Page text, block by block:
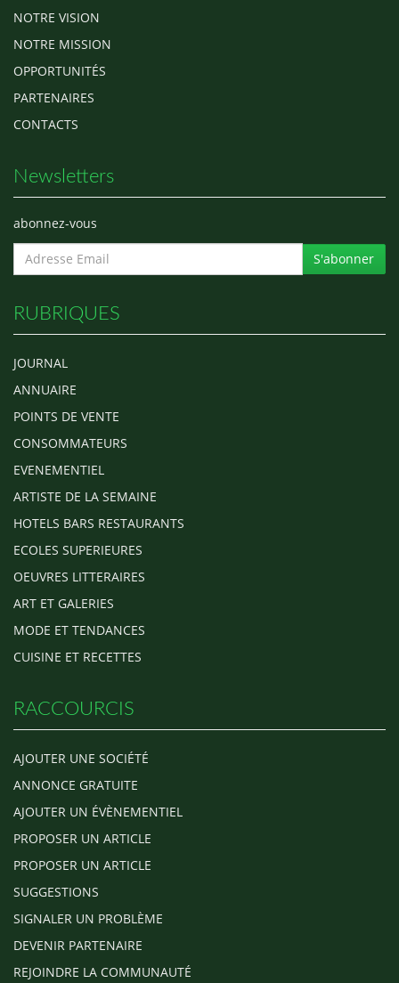
NOTRE VISION
NOTRE MISSION
OPPORTUNITÉS
PARTENAIRES
CONTACTS
Newsletters
abonnez-vous
S'abonner
RUBRIQUES
JOURNAL
ANNUAIRE
POINTS DE VENTE
CONSOMMATEURS
EVENEMENTIEL
ARTISTE DE LA SEMAINE
HOTELS BARS RESTAURANTS
ECOLES SUPERIEURES
OEUVRES LITTERAIRES
ART ET GALERIES
MODE ET TENDANCES
CUISINE ET RECETTES
RACCOURCIS
AJOUTER UNE SOCIÉTÉ
ANNONCE GRATUITE
AJOUTER UN ÉVÈNEMENTIEL
PROPOSER UN ARTICLE
PROPOSER UN ARTICLE
SUGGESTIONS
SIGNALER UN PROBLÈME
DEVENIR PARTENAIRE
REJOINDRE LA COMMUNAUTÉ